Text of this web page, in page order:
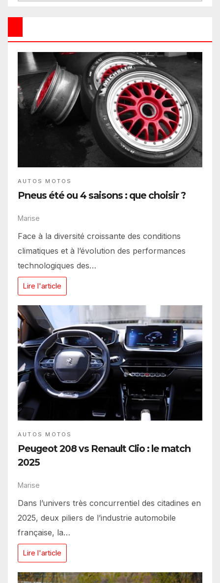
AUTOS MOTOS
Pneus été ou 4 saisons : que choisir ?
Marise
Face à la diversité croissante des conditions
climatiques et à l’évolution des performances
technologiques des…
Lire l'article
AUTOS MOTOS
Peugeot 208 vs Renault Clio : le match
2025
Marise
Dans l’univers très concurrentiel des citadines en
2025, deux piliers de l’industrie automobile
française, la…
Lire l'article